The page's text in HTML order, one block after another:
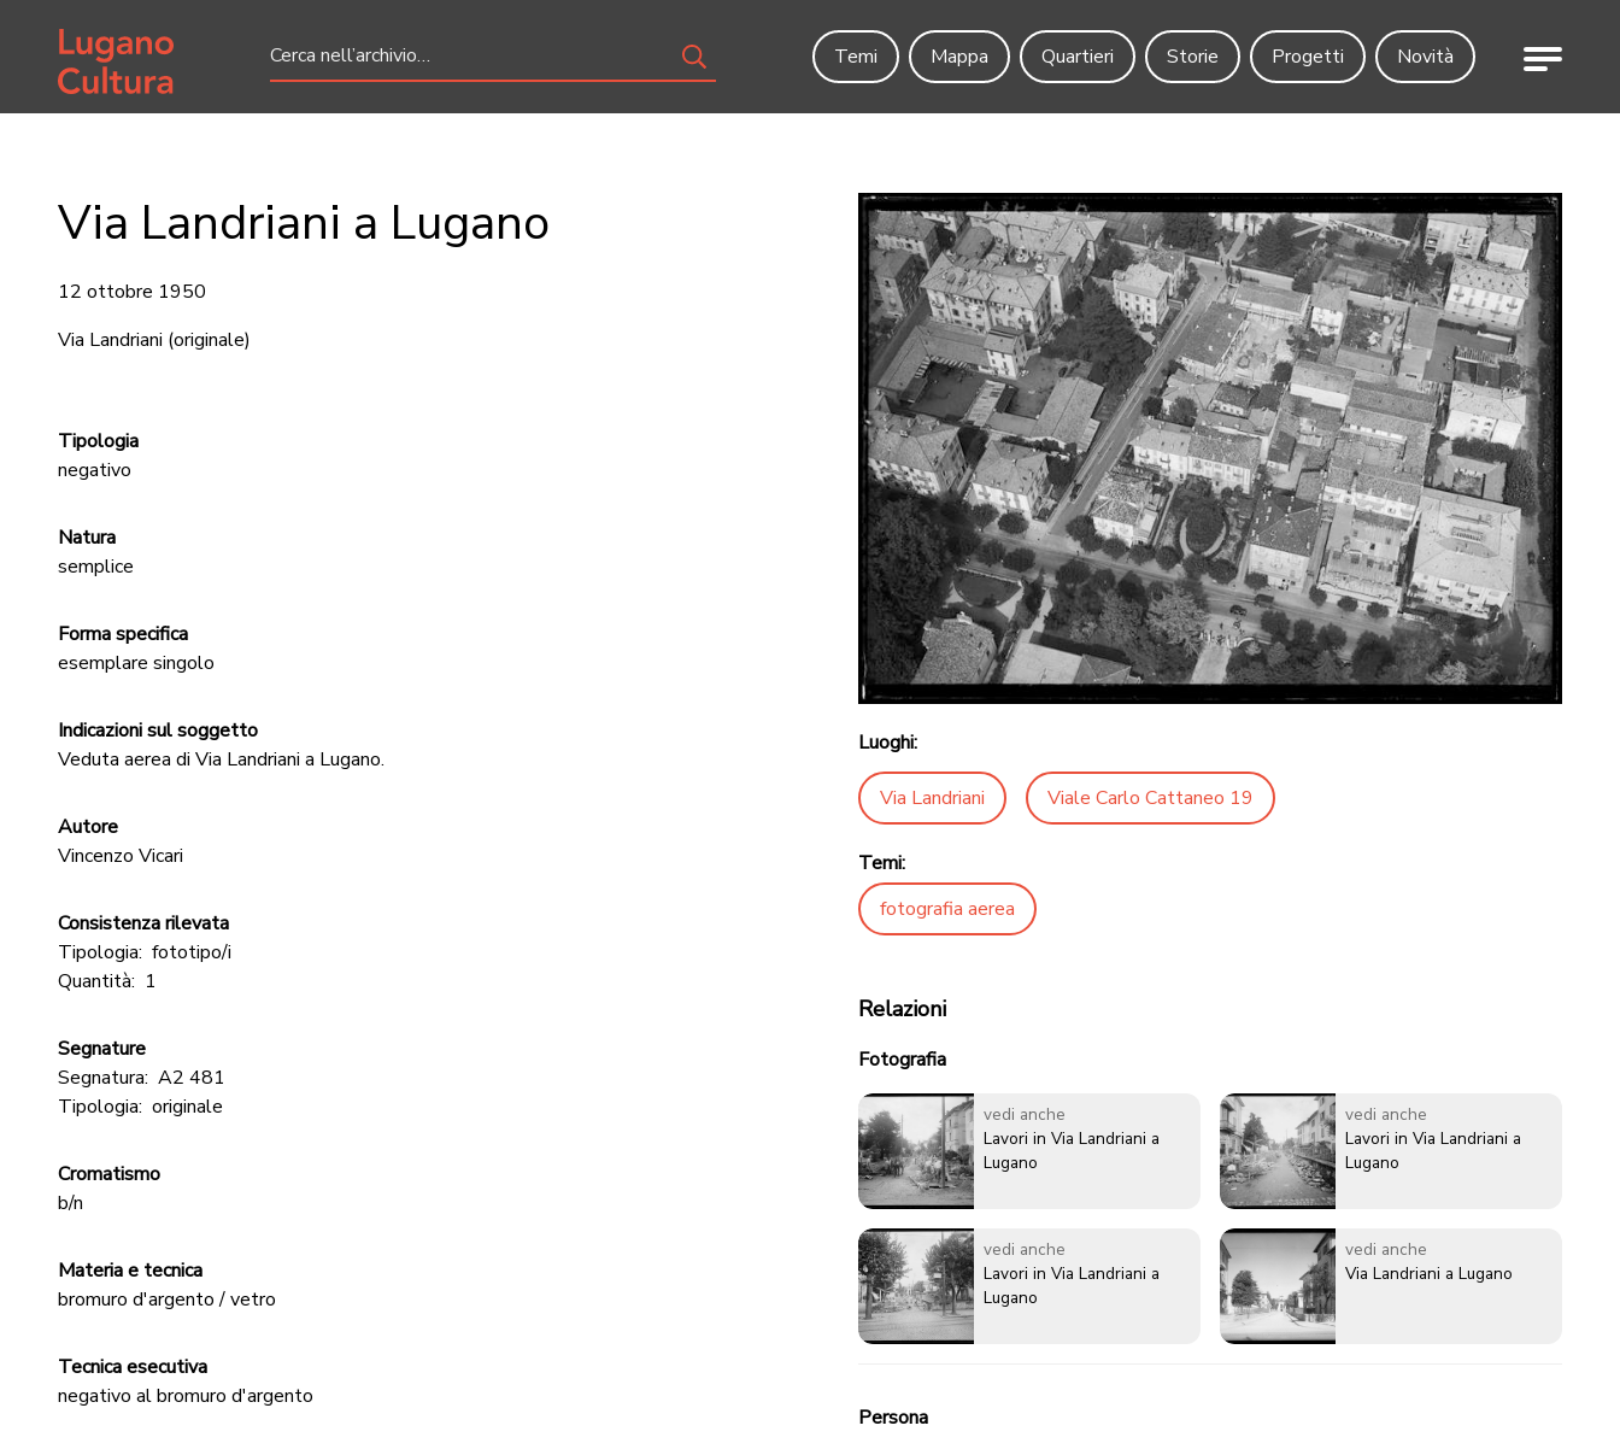
Home page
Temi
Mappa Quartieri Storie Progetti Novità Menu
Via Landriani a Lugano
12 ottobre 1950
Via Landriani (originale)
Tipologia
negativo
Natura
semplice
Forma specifica
esemplare singolo
Indicazioni sul soggetto
Veduta aerea di Via Landriani a Lugano.
Autore
Vincenzo Vicari
Consistenza rilevata
Tipologia: fototipo/i
Quantità: 1
Segnature
Segnatura: A2 481
Tipologia: originale
Cromatismo
b/n
Materia e tecnica
bromuro d'argento / vetro
Tecnica esecutiva
negativo al bromuro d'argento
Luoghi:
Via Landriani Viale Carlo Cattaneo 19
Temi:
fotografia aerea
Relazioni
Fotografia
vedi anche
Lavori in Via Landriani a
Lugano
vedi anche
Lavori in Via Landriani a
Lugano
vedi anche
Lavori in Via Landriani a
Lugano
vedi anche
Via Landriani a Lugano
Persona